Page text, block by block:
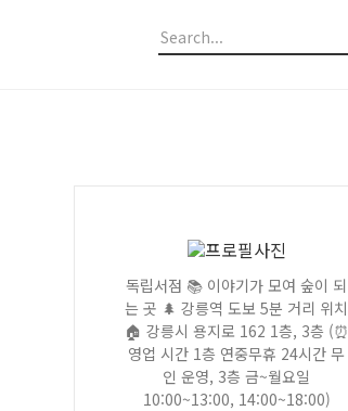
독립서점 📚 이야기가 모여 숲이 되
는 곳 🌲 강릉역 도보 5분 거리 위치
🏠 강릉시 용지로 162 1층, 3층 (⏰
영업 시간 1층 연중무휴 24시간 무
인 운영, 3층 금~월요일
10:00~13:00, 14:00~18:00)